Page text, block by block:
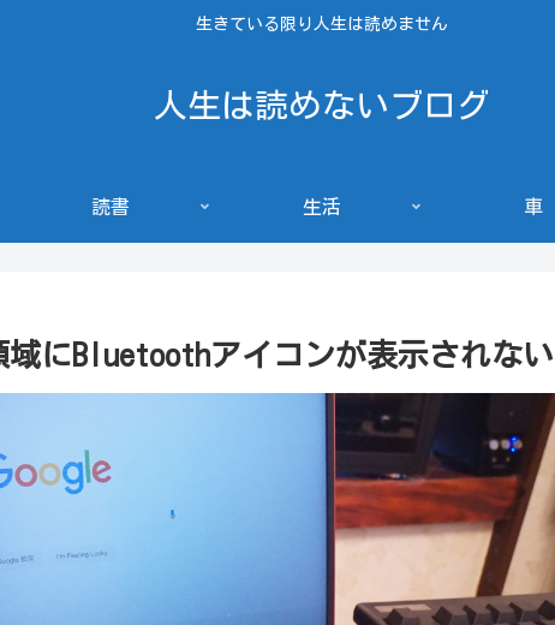
生きている限り人生は読めません
人生は読めないブログ
読書 生活 車
にBluetoothアイコンが表示されない